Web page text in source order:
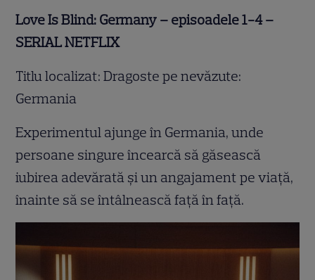
Love Is Blind: Germany – episoadele 1-4 –
SERIAL NETFLIX
Titlu localizat: Dragoste pe nevăzute:
Germania
Experimentul ajunge în Germania, unde
persoane singure încearcă să găsească
iubirea adevărată și un angajament pe viață,
înainte să se întâlnească față în față.